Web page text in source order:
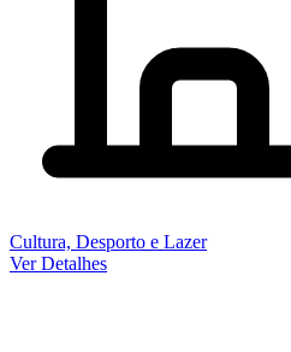
Cultura, Desporto e Lazer
Ver Detalhes